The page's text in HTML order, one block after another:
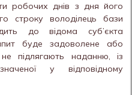
робочих днів з дня його
строку володілець бази
до відома суб’єкта
буде задоволене або
не підлягають наданню, із
у відповідному